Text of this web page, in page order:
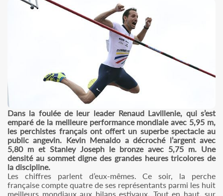
Dans la foulée de leur leader Renaud Lavillenie, qui s’est
emparé de la meilleure performance mondiale avec 5,95 m,
les perchistes français ont offert un superbe spectacle au
public angevin. Kevin Menaldo a décroché l’argent avec
5,80 m et Stanley Joseph le bronze avec 5,75 m. Une
densité au sommet digne des grandes heures tricolores de
la discipline.
Les chiffres parlent d’eux-mêmes. Ce soir, la perche
française compte quatre de ses représentants parmi les huit
meilleurs mondiaux aux bilans estivaux. Tout en haut, sur